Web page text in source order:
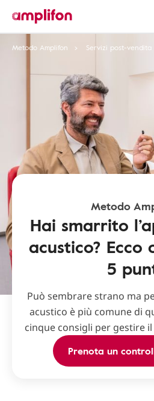
Metodo Amplifon
Servizi post-vendita
Metodo
Hai smarrito
acustico? Ecco
5
Può sembrare strano ma
acustico è più comune di
cinque consigli per gestire
Prenota un